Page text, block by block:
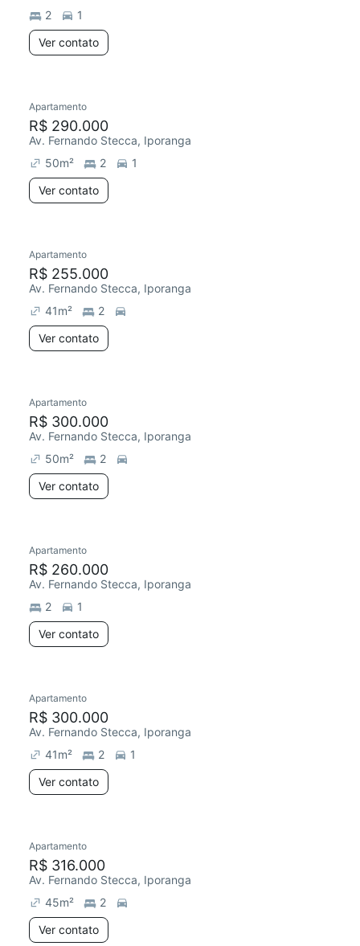
2
1
Ver contato
Redecorar
Apartamento
R$ 290.000
Av. Fernando Stecca, Iporanga
50m² 2
1
Ver contato
Redecorar
Apartamento
R$ 255.000
Av. Fernando Stecca, Iporanga
41m²
2
Ver contato
Redecorar
Apartamento
R$ 300.000
Av. Fernando Stecca, Iporanga
50m²
2
Ver contato
Redecorar
Apartamento
R$ 260.000
Av. Fernando Stecca, Iporanga
2
1
Ver contato
Apartamento
R$ 300.000
Av. Fernando Stecca, Iporanga
41m² 2
1
Ver contato
Redecorar
Apartamento
R$ 316.000
Av. Fernando Stecca, Iporanga
45m²
2
Ver contato